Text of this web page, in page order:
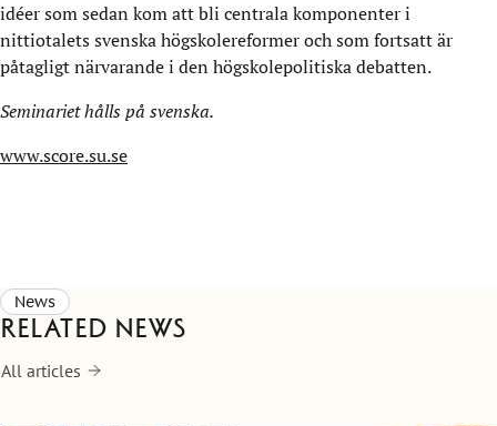
idéer som sedan kom att bli centrala komponenter i
nittiotalets svenska högskolereformer och som fortsatt är
påtagligt närvarande i den högskolepolitiska debatten.
Seminariet hålls på svenska.
www.score.su.se
News
Related news
All articles